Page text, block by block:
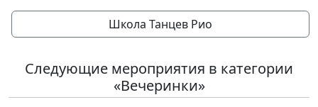
Школа Танцев Рио
Следующие мероприятия в категории
«Вечеринки»